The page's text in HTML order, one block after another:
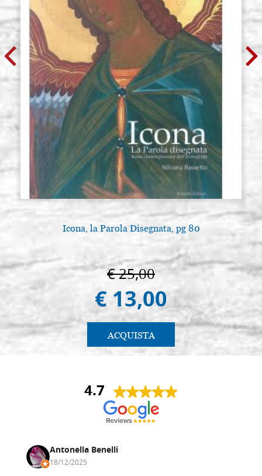
Icona, la Parola Disegnata, pg 80
€ 25,00
€ 13,00
ACQUISTA
4.7
Antonella Benelli
18/12/2025